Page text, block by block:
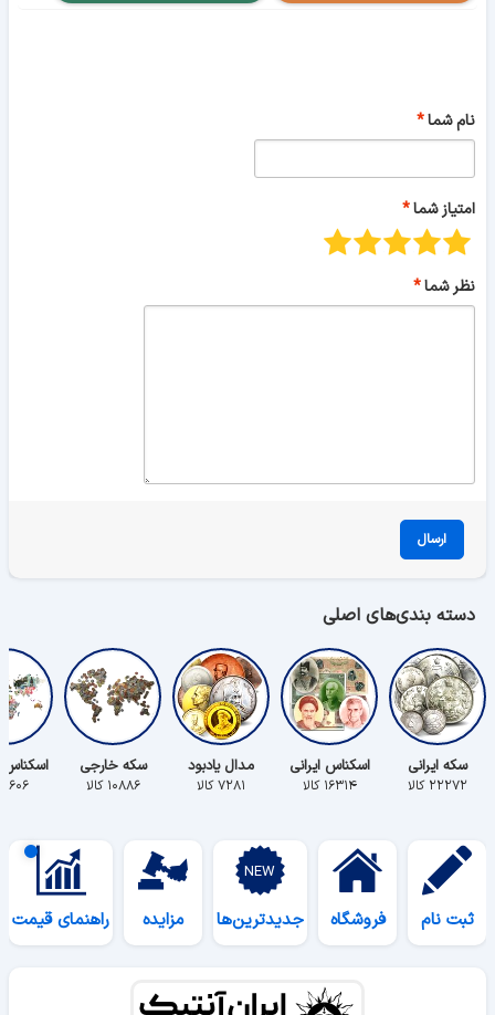
نام شما
امتیاز شما
نظر شما
ارسال
دسته بندی‌های اصلی
سکه ایرانی
۲۲۲۷۲ کالا
اسکناس ایرانی
۱۶۳۱۴ کالا
مدال یادبود
۷۲۸۱ کالا
سکه خارجی
۱۰۸۸۶ کالا ۵۶۰۶ کالا
ثبت نام فروشگاه جدیدترین‌ها مزایده راهنمای قیمت